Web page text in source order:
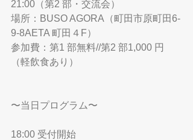
21:00（第2 部・交流会）
場所：BUSO AGORA（町田市原町田6-
9-8AETA 町田４F）
参加費：第1 部無料//第2 部1,000 円
（軽飲食あり）
〜当日プログラム〜
18:00 受付開始